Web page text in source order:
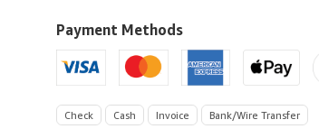
U.S.A.
Payment Methods
Check Cash Invoice Bank/Wire Transfer